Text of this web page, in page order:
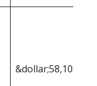
&dollar;58,108